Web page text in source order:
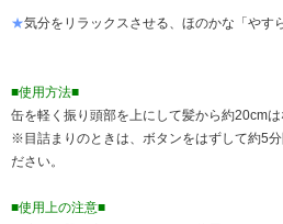
★気分をリラックスさせる、ほのかな「やす
■使用方法■
缶を軽く振り頭部を上にして髪から約20cmは
※目詰まりのときは、ボタンをはずして約5
ださい。
■使用上の注意■